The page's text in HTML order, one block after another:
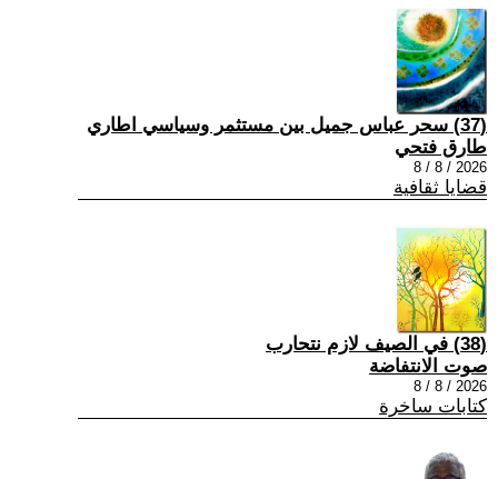
(37) سحر عباس جميل بين مستثمر وسياسي اطاري
طارق فتحي
2026 / 8 / 8
قضايا ثقافية
(38) في الصيف لازم نتحارب
صوت الانتفاضة
2026 / 8 / 8
كتابات ساخرة